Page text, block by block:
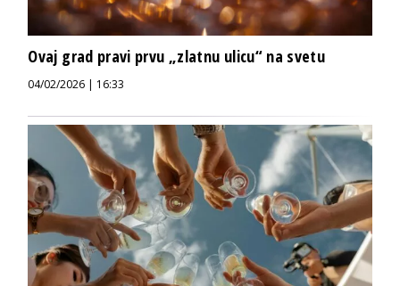
Ovaj grad pravi prvu „zlatnu ulicu“ na svetu
04/02/2026 | 16:33